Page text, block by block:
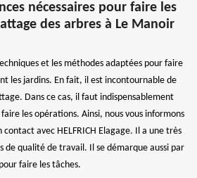
nécessaires pour faire les
des arbres à Le Manoir
et les méthodes adaptées pour faire
les jardins. En fait, il est incontournable de
Dans ce cas, il faut indispensablement
les opérations. Ainsi, nous vous informons
avec HELFRICH Elagage. Il a une très
de qualité de travail. Il se démarque aussi par
faire les tâches.